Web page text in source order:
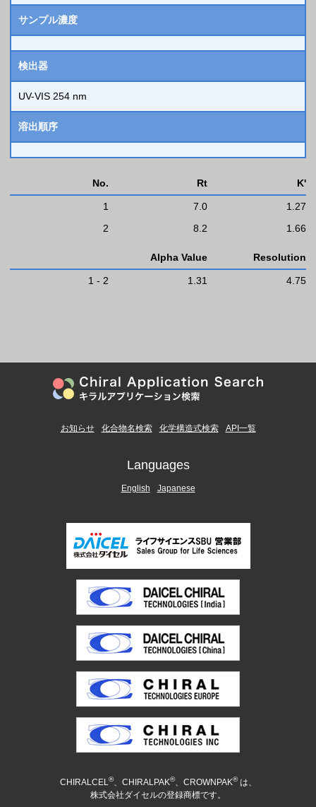
サンプル濃度
検出器
UV-VIS 254 nm
溶出順序
No. Rt K'
1 7.0
1.27
2
8.2 1.66
Alpha Value Resolution
1 - 2 1.31 4.75
お知らせ 化合物名検索 化学構造式検索 API一覧
Languages
English Japanese
CHIRALCEL®、CHIRALPAK®、CROWNPAK®は、
株式会社ダイセルの登録商標です。